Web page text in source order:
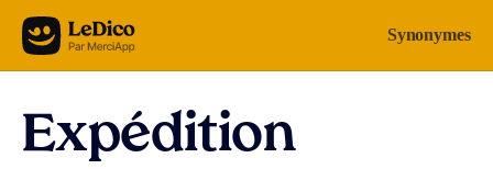
Aller au contenu Synonymes
Expédition